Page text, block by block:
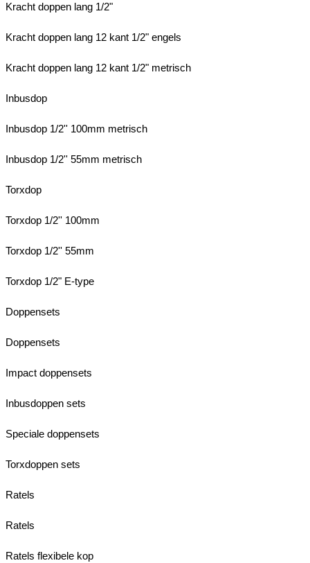
Kracht doppen lang 1/2"
Kracht doppen lang 12 kant 1/2" engels
Kracht doppen lang 12 kant 1/2" metrisch
Inbusdop
Inbusdop 1/2'' 100mm metrisch
Inbusdop 1/2'' 55mm metrisch
Torxdop
Torxdop 1/2'' 100mm
Torxdop 1/2'' 55mm
Torxdop 1/2" E-type
Doppensets
Doppensets
Impact doppensets
Inbusdoppen sets
Speciale doppensets
Torxdoppen sets
Ratels
Ratels
Ratels flexibele kop